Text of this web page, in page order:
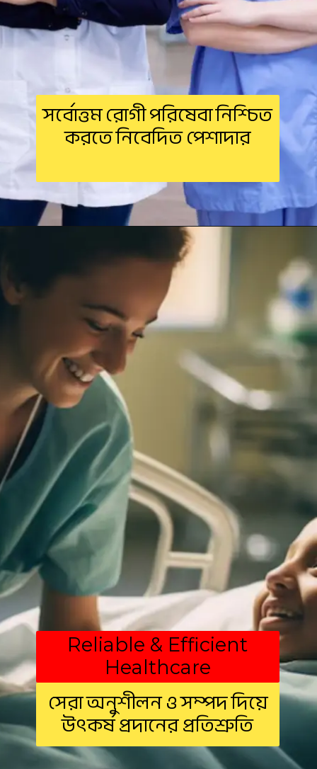
সর্বোত্তম রোগী পরিষেবা নিশ্চিত
করতে নিবেদিত পেশাদার
Reliable & Efficient
Healthcare
সেরা অনুশীলন ও সম্পদ দিয়ে
উৎকর্ষ প্রদানের প্রতিশ্রুতি